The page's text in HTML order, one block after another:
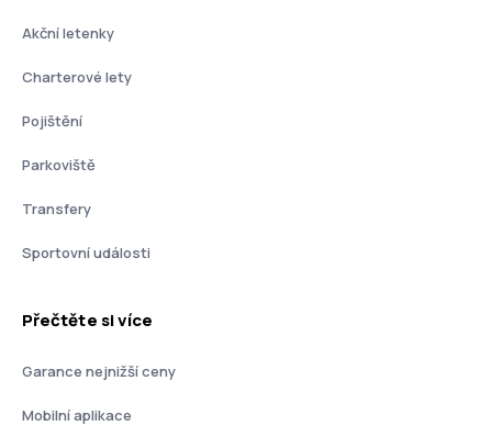
Akční letenky
Charterové lety
Pojištění
Parkoviště
Transfery
Sportovní události
Přečtěte si více
Garance nejnižší ceny
Mobilní aplikace